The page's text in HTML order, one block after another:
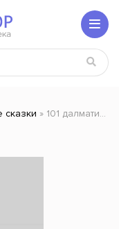
сказки » 101 далматинец